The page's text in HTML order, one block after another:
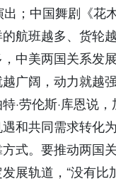
；中国舞剧《花
航班越多、货轮
中美两国关系发
广阔，动力就越
·劳伦斯·库恩说
和共同需求转化
式。要推动两国
展轨道，“没有比